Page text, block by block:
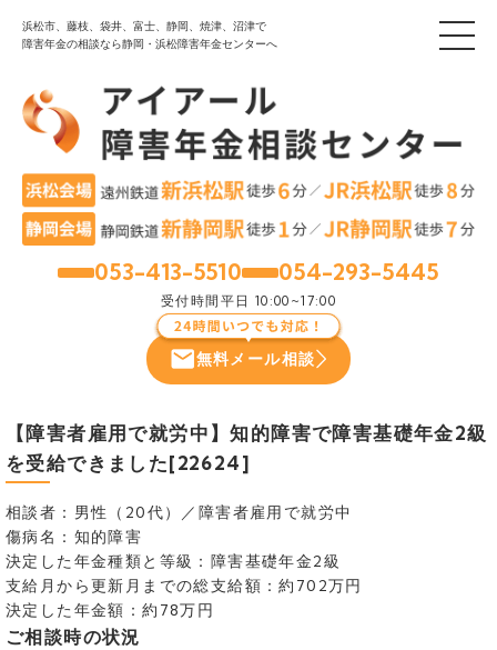
浜松市、藤枝、袋井、富士、静岡、焼津、沼津で
障害年金の相談なら静岡・浜松障害年金センターへ
053-413-5510 054-293-5445
受付時間 平日 10:00~17:00
無料メール相談
【障害者雇用で就労中】知的障害で障害基礎年金2級
を受給できました[22624]
相談者：男性（20代）／障害者雇用で就労中
傷病名：知的障害
決定した年金種類と等級：障害基礎年金2級
支給月から更新月までの総支給額：約702万円
決定した年金額：約78万円
ご相談時の状況